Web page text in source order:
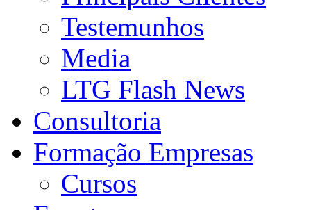
Testemunhos
Media
LTG Flash News
Consultoria
Formação Empresas
Cursos